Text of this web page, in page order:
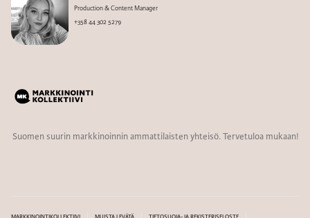
Production & Content Manager
+358 44 302 5279
Suomen suurin markkinoinnin ammattilaisten yhteisö. Tervetuloa mukaan!